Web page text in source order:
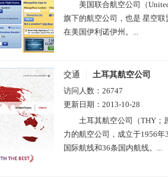
美国联合航空公司（
旗下的航空公司，也是 星空
在美国伊利诺伊州。...
交通
土耳其航空公司
访问人数： 26747
更新日期： 2013-10-28
土耳其航空公司（THY；
力的航空公司，成立于1956
国际航线和36条国内航线。...